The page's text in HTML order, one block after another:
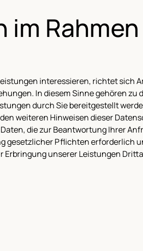
im
interessieren, richtet sich
In diesem Sinne gehören
durch Sie bereitgestellt
weiteren Hinweisen dieser
die zur Beantwortung Ihrer
gesetzlicher Pflichten erforderlich
Erbringung unserer Leistungen